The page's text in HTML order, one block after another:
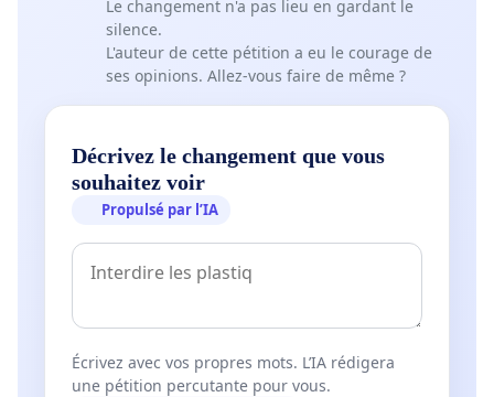
Le changement n'a pas lieu en gardant le
silence.
L'auteur de cette pétition a eu le courage de
ses opinions. Allez-vous faire de même ?
Décrivez le changement que vous
souhaitez voir
Propulsé par l’IA
Écrivez avec vos propres mots. L’IA rédigera
une pétition percutante pour vous.